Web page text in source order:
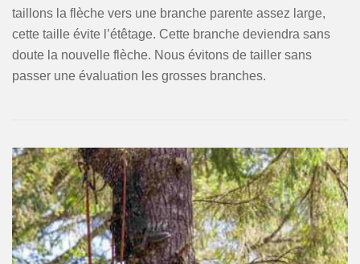
taillons la flèche vers une branche parente assez large,
cette taille évite l’étêtage. Cette branche deviendra sans
doute la nouvelle flèche. Nous évitons de tailler sans
passer une évaluation les grosses branches.